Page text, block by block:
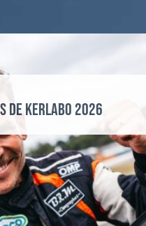
de Kerlabo 2026